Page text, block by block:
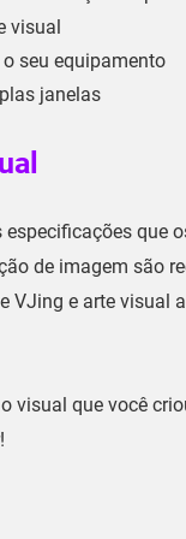
visual
seu equipamento
janelas
que
de imagem são
e arte visual
visual que você